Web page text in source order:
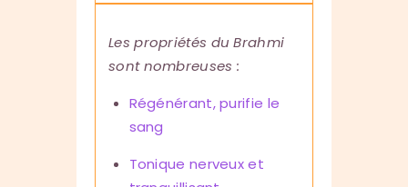
Les propriétés du Brahmi
sont nombreuses :
Régénérant, purifie le
sang
Tonique nerveux et